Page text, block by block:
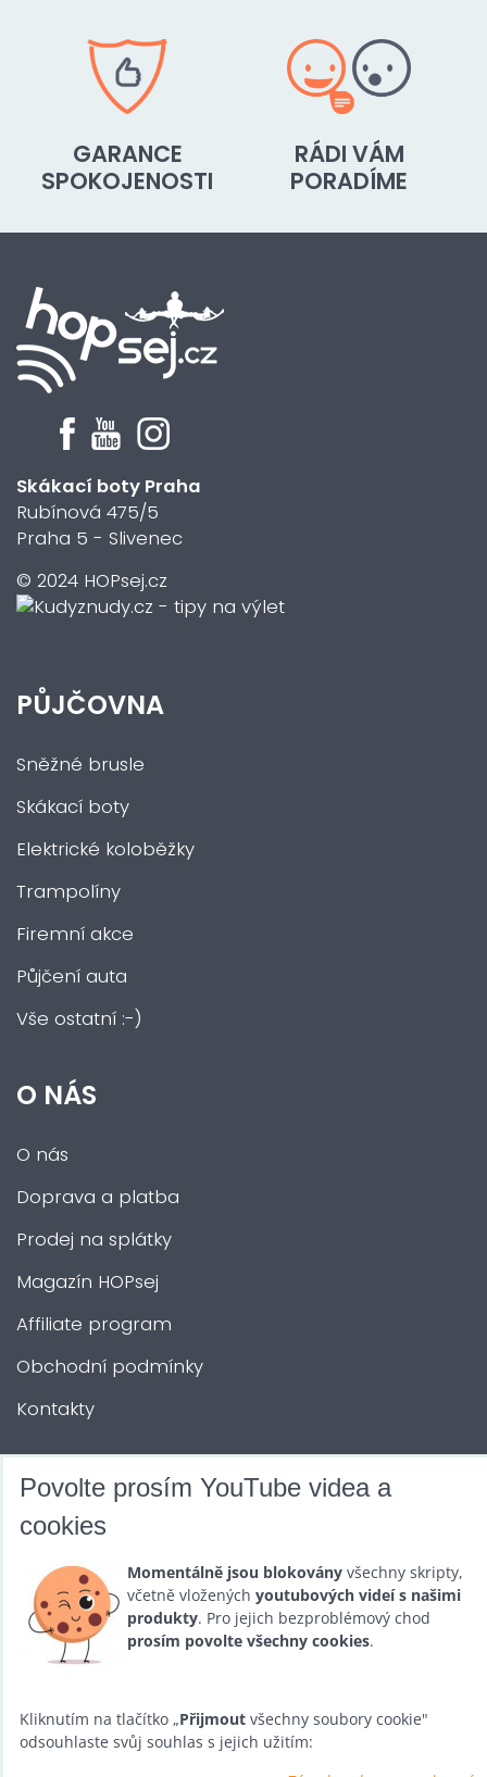
GARANCE
SPOKOJENOSTI
RÁDI VÁM
PORADÍME
Skákací boty Praha
Rubínová 475/5
Praha 5 - Slivenec
© 2024 HOPsej.cz
PŮJČOVNA
Sněžné brusle
Skákací boty
Elektrické koloběžky
Trampolíny
Firemní akce
Půjčení auta
Vše ostatní :-)
O NÁS
O nás
Doprava a platba
Prodej na splátky
Magazín HOPsej
Affiliate program
Obchodní podmínky
Kontakty
DALŠÍ SLUŽBY
Půjčovna
Promotéři
Kurzy a setkání
Velkoobchod
Nabídka práce
Povolte prosím YouTube videa a
cookies
Momentálně jsou blokovány všechny skripty,
včetně vložených youtubových videí s našimi
produkty. Pro jejich bezproblémový chod
prosím povolte všechny cookies.
Kliknutím na tlačítko „Přijmout všechny soubory cookie"
odsouhlaste svůj souhlas s jejich užitím: